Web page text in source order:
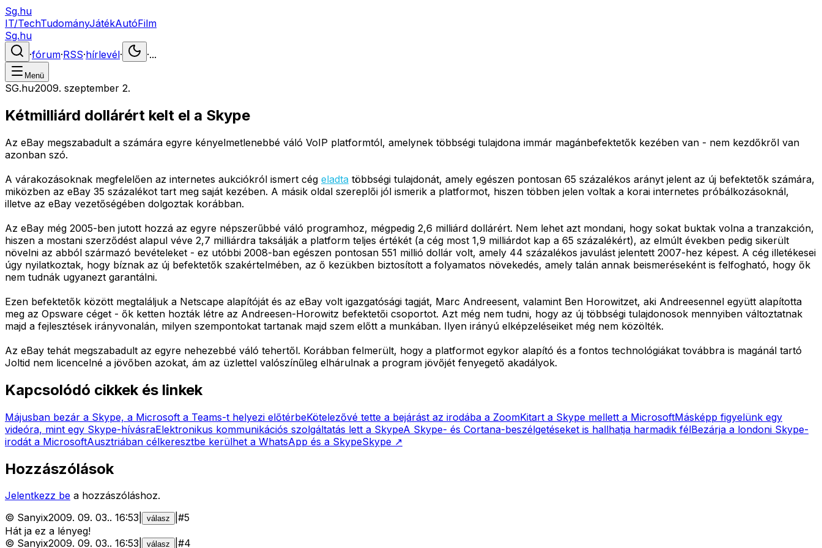
Sg.hu
IT/TechTudományJátékAutóFilm
Sg.hu
·fórum·RSS·hírlevél· ·...
Menü
SG.hu·2009. szeptember 2.
Kétmilliárd dollárért kelt el a Skype
Az eBay megszabadult a számára egyre kényelmetlenebbé váló VoIP platformtól, amelynek többségi tulajdona immár magánbefektetők kezében van - nem kezdőkről van
azonban szó.
A várakozásoknak megfelelően az internetes aukciókról ismert cég eladta többségi tulajdonát, amely egészen pontosan 65 százalékos arányt jelent az új befektetők számára,
miközben az eBay 35 százalékot tart meg saját kezében. A másik oldal szereplői jól ismerik a platformot, hiszen többen jelen voltak a korai internetes próbálkozásoknál,
illetve az eBay vezetőségében dolgoztak korábban.
Az eBay még 2005-ben jutott hozzá az egyre népszerűbbé váló programhoz, mégpedig 2,6 milliárd dollárért. Nem lehet azt mondani, hogy sokat buktak volna a tranzakción,
hiszen a mostani szerződést alapul véve 2,7 milliárdra taksálják a platform teljes értékét (a cég most 1,9 milliárdot kap a 65 százalékért), az elmúlt években pedig sikerült
növelni az abból származó bevételeket - ez utóbbi 2008-ban egészen pontosan 551 millió dollár volt, amely 44 százalékos javulást jelentett 2007-hez képest. A cég illetékesei
úgy nyilatkoztak, hogy bíznak az új befektetők szakértelmében, az ő kezükben biztosított a folyamatos növekedés, amely talán annak beismeréseként is felfogható, hogy ők
nem tudnák ugyanezt garantálni.
Ezen befektetők között megtaláljuk a Netscape alapítóját és az eBay volt igazgatósági tagját, Marc Andreesent, valamint Ben Horowitzet, aki Andreesennel együtt alapította
meg az Opsware céget - ők ketten hozták létre az Andreesen-Horowitz befektetői csoportot. Azt még nem tudni, hogy az új többségi tulajdonosok mennyiben változtatnak
majd a fejlesztések irányvonalán, milyen szempontokat tartanak majd szem előtt a munkában. Ilyen irányú elképzeléseiket még nem közölték.
Az eBay tehát megszabadult az egyre nehezebbé váló tehertől. Korábban felmerült, hogy a platformot egykor alapító és a fontos technológiákat továbbra is magánál tartó
Joltid nem licencelné a jövőben azokat, ám az üzlettel valószínűleg elhárulnak a program jövőjét fenyegető akadályok.
Kapcsolódó cikkek és linkek
Májusban bezár a Skype, a Microsoft a Teams-t helyezi előtérbeKötelezővé tette a bejárást az irodába a ZoomKitart a Skype mellett a MicrosoftMásképp figyelünk egy
videóra, mint egy Skype-hívásraElektronikus kommunikációs szolgáltatás lett a SkypeA Skype- és Cortana-beszélgetéseket is hallhatja harmadik félBezárja a londoni Skype-
irodát a MicrosoftAusztriában célkeresztbe kerülhet a WhatsApp és a SkypeSkype ↗
Hozzászólások
Jelentkezz be a hozzászóláshoz.
© Sanyix2009. 09. 03.. 16:53 válasz #5
Hát ja ez a lényeg!
© Sanyix2009. 09. 03.. 16:53 válasz #4